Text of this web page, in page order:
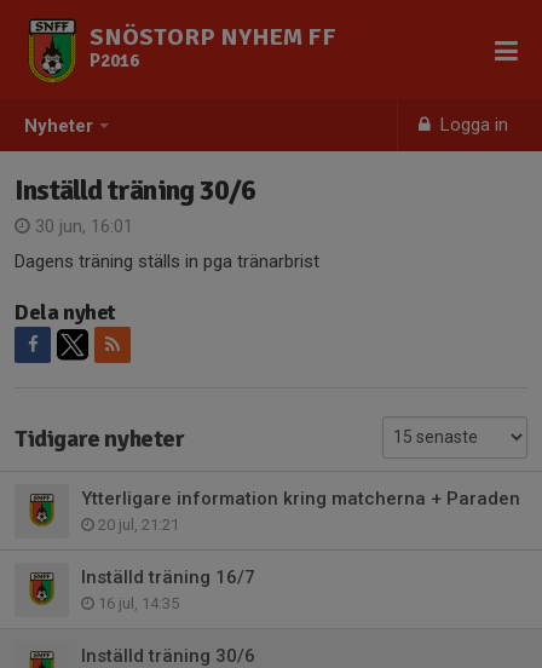
Nyheter Logga in
SNÖSTORP NYHEM FF
P2016
Inställd träning 30/6
30 jun, 16:01
Dagens träning ställs in pga tränarbrist
Dela nyhet
Tidigare nyheter
Ytterligare information kring matcherna + Paraden
20 jul, 21:21
Inställd träning 16/7
16 jul, 14:35
Inställd träning 30/6